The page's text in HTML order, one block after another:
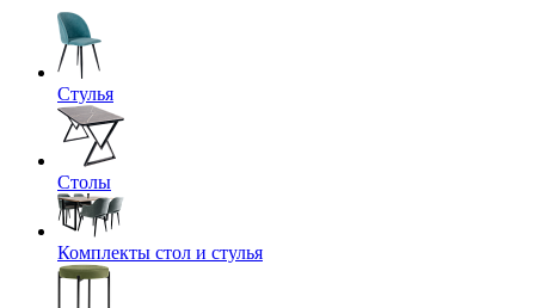
Стулья
Столы
Комплекты стол и стулья